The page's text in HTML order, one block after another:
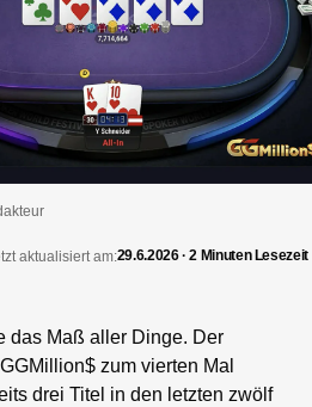
aktualisiert am:29.6.2026 · 2 Minuten Lesezeit
das Maß aller Dinge. Der
zum vierten Mal
drei Titel in den letzten zwölf